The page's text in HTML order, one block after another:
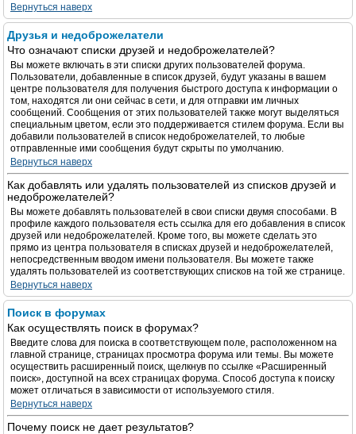
Вернуться наверх
Друзья и недоброжелатели
Что означают списки друзей и недоброжелателей?
Вы можете включать в эти списки других пользователей форума.
Пользователи, добавленные в список друзей, будут указаны в вашем
центре пользователя для получения быстрого доступа к информации о
том, находятся ли они сейчас в сети, и для отправки им личных
сообщений. Сообщения от этих пользователей также могут выделяться
специальным цветом, если это поддерживается стилем форума. Если вы
добавили пользователей в список недоброжелателей, то любые
отправленные ими сообщения будут скрыты по умолчанию.
Вернуться наверх
Как добавлять или удалять пользователей из списков друзей и
недоброжелателей?
Вы можете добавлять пользователей в свои списки двумя способами. В
профиле каждого пользователя есть ссылка для его добавления в список
друзей или недоброжелателей. Кроме того, вы можете сделать это
прямо из центра пользователя в списках друзей и недоброжелателей,
непосредственным вводом имени пользователя. Вы можете также
удалять пользователей из соответствующих списков на той же странице.
Вернуться наверх
Поиск в форумах
Как осуществлять поиск в форумах?
Введите слова для поиска в соответствующем поле, расположенном на
главной странице, страницах просмотра форума или темы. Вы можете
осуществить расширенный поиск, щелкнув по ссылке «Расширенный
поиск», доступной на всех страницах форума. Способ доступа к поиску
может отличаться в зависимости от используемого стиля.
Вернуться наверх
Почему поиск не дает результатов?